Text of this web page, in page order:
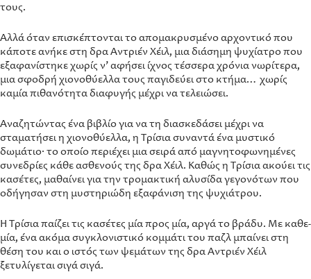
τους.
Αλλά όταν επισκέπτονται το απομακρυσμένο αρχοντικό που
κάποτε ανήκε στη δρα Αντριέν Χέιλ, μια διάσημη ψυχίατρο που
εξαφανίστηκε χωρίς ν’ αφήσει ίχνος τέσσερα χρόνια νωρίτερα,
μια σφοδρή χιονοθύελλα τους παγιδεύει στο κτήμα… χωρίς
καμία πιθα­νό­τητα διαφυγής μέχρι να τελειώσει.
Αναζητώντας ένα βιβλίο για να τη διασκεδάσει μέχρι να
σταματήσει η χιονοθύελλα, η Τρίσια συναντά ένα μυστικό
δωμάτιο· το οποίο περιέχει μια σειρά από μαγνητοφωνημένες
συνεδρίες κάθε ασθενούς της δρα Χέιλ. Καθώς η Τρίσια ακούει τις
κασέτες, μαθαίνει για την τρομακτική αλυσίδα γεγονότων που
οδήγησαν στη μυστηριώδη εξαφάνιση της ψυχιάτρου.
Η Τρίσια παίζει τις κασέτες μία προς μία, αργά το βράδυ. Με καθε­
μία, ένα ακόμα συγκλονιστικό κομμάτι του παζλ μπαίνει στη
θέση του και ο ιστός των ψεμάτων της δρα Αντριέν Χέιλ
ξετυλίγεται σιγά σιγά.